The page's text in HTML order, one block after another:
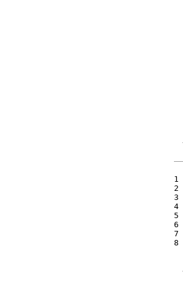
1
2
3
4
5
6
7
8